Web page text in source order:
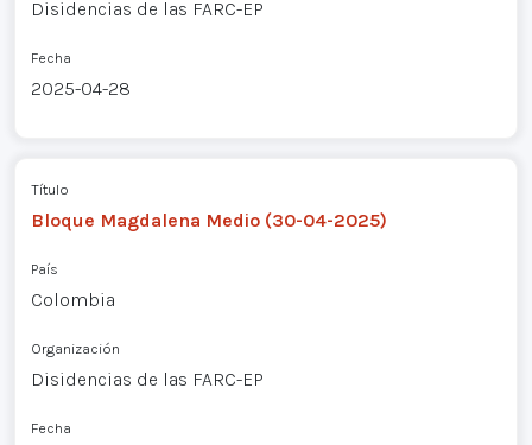
Disidencias de las FARC-EP
Fecha
2025-04-28
Título
Bloque Magdalena Medio (30-04-2025)
País
Colombia
Organización
Disidencias de las FARC-EP
Fecha